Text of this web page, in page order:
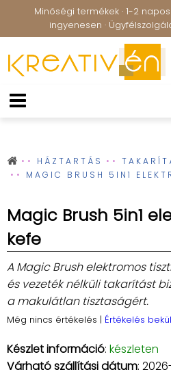
Minőségi termékek · 1-2
ingyenesen ·
HÁZTARTÁS
MAGIC BRUSH 5IN1
Magic Brush 5in1
kefe
A Magic Brush elektromos
és vezeték nélküli takarítást
a makulátlan tisztaságért.
Még nincs értékelés | Értékelés
Készlet információ: készleten
Várható szállítási dátum: